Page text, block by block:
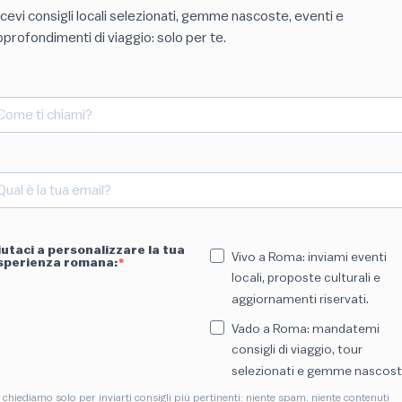
consigli locali selezionati, gemme nascoste, eventi e
di viaggio: solo per te.
a personalizzare la tua
romana:
Vivo a Roma: inviami eventi
locali, proposte culturali e
aggiornamenti riservati.
Vado a Roma: mandatemi
consigli di viaggio, tour
selezionati e gemme
chiediamo solo per inviarti consigli più pertinenti: niente spam, niente contenuti